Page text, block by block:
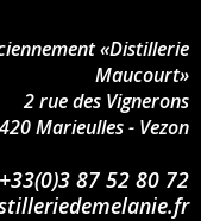
«Distillerie
Maucourt»
2 rue des Vignerons
Marieulles - Vezon
+33(0)3 87 52 80 72